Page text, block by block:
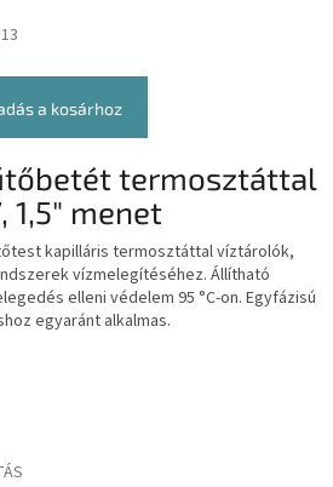
a kosárhoz
termosztáttal
1,5" menet
kapilláris termosztáttal víztárolók,
vízmelegítéséhez. Állítható
elleni védelem 95 °C-on. Egyfázisú
egyaránt alkalmas.